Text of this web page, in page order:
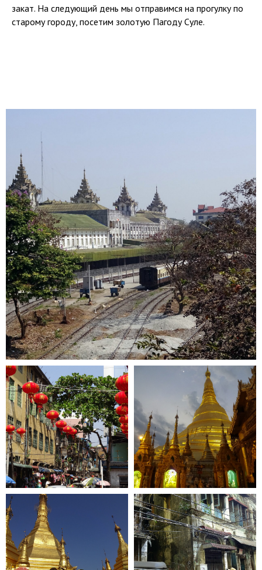
закат. На следующий день мы отправимся на прогулку по
старому городу, посетим золотую Пагоду Суле.